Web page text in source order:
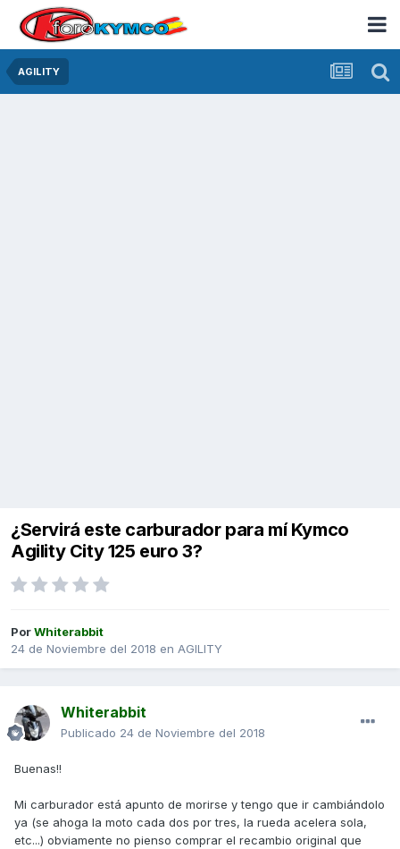
AGILITY
¿Servirá este carburador para mí Kymco
Agility City 125 euro 3?
PorWhiterabbit
24 de Noviembre del 2018 en AGILITY
Whiterabbit
Publicado 24 de Noviembre del 2018
Buenas!!
Mi carburador está apunto de morirse y tengo que ir cambiándolo
ya (se ahoga la moto cada dos por tres, la rueda acelera sola,
etc...) obviamente no pienso comprar el recambio original que